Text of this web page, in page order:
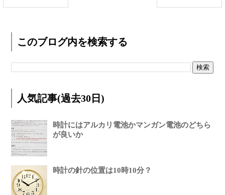
このブログ内を検索する
人気記事(過去30日)
時計にはアルカリ電池かマンガン電池のどちら
が良いか
時計の針の位置は10時10分？